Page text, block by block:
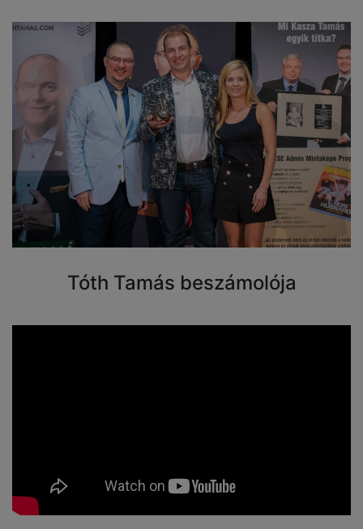
Tóth Tamás beszámolója